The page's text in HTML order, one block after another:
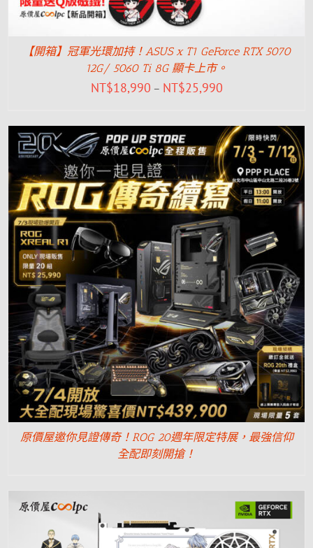
【開箱】冠軍光環加持！ASUS x T1 GeForce RTX 5070
12G/ 5060 Ti 8G 顯卡上市。
NT$18,990 – NT$25,990
原價屋邀你見證傳奇！ROG 20週年限定特展，最強信仰
全配即刻開搶！